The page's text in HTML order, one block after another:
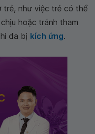
trẻ, như việc trẻ có thể
hoặc tránh tham
da bị kích ứng.